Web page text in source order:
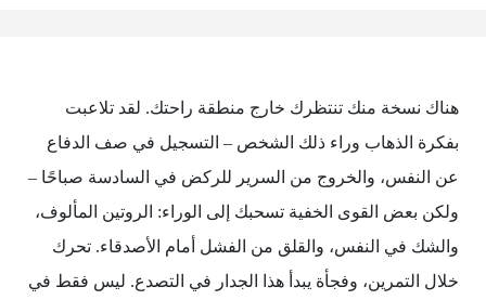
هناك نسخة منك تنتظرك خارج منطقة راحتك. لقد تلاعبت
بفكرة الذهاب وراء ذلك الشخص – التسجيل في صف الدفاع
عن النفس، والخروج من السرير للركض في السادسة صباحًا –
ولكن بعض القوى الخفية تسحبك إلى الوراء: الروتين المألوف،
والشك في النفس، والقلق من الفشل أمام الأصدقاء. تحرك
خلال التمرين، وفجأة يبدأ هذا الجدار في التصدع. ليس فقط في